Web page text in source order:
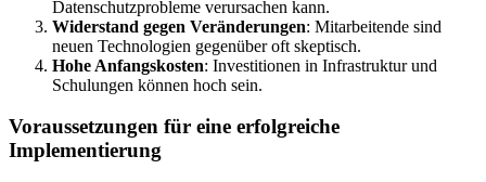
Datenschutzprobleme verursachen kann.
Widerstand gegen Veränderungen: Mitarbeitende sind
neuen Technologien gegenüber oft skeptisch.
Hohe Anfangskosten: Investitionen in Infrastruktur und
Schulungen können hoch sein.
Voraussetzungen für eine erfolgreiche
Implementierung